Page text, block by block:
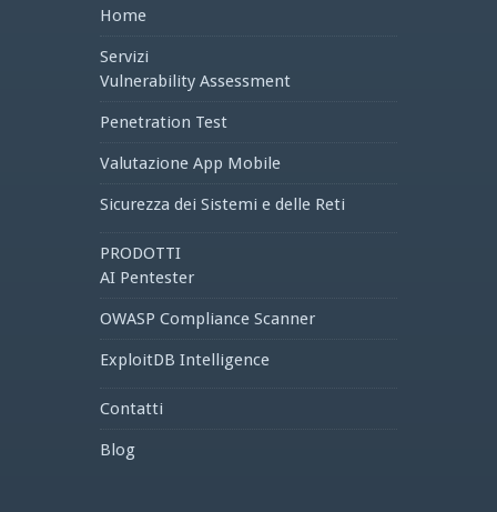
Home
Servizi
Vulnerability Assessment
Penetration Test
Valutazione App Mobile
Sicurezza dei Sistemi e delle Reti
PRODOTTI
AI Pentester
OWASP Compliance Scanner
ExploitDB Intelligence
Contatti
Blog